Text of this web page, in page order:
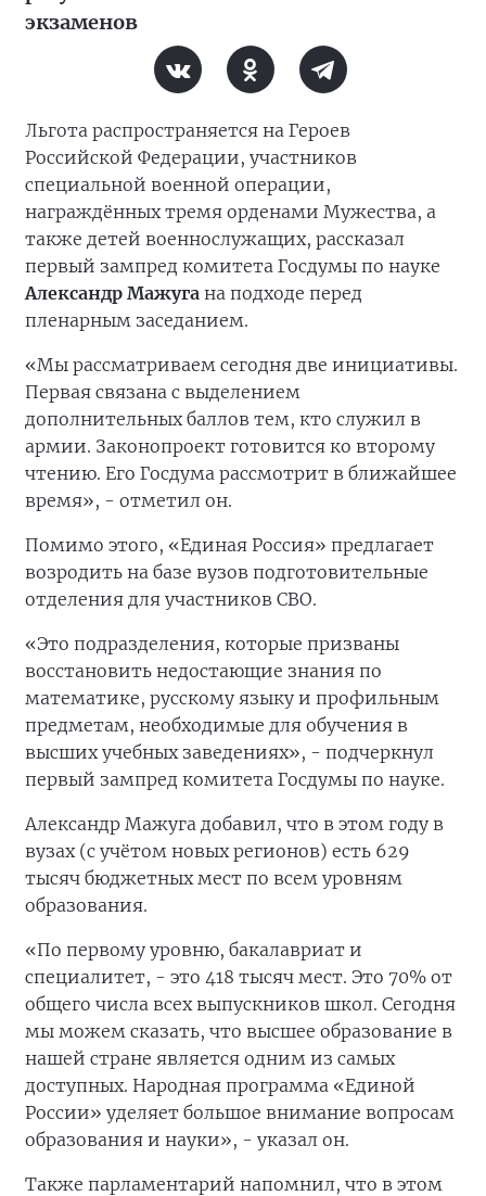
экзаменов
Льгота распространяется на Героев
Российской Федерации, участников
специальной военной операции,
награждённых тремя орденами Мужества, а
также детей военнослужащих, рассказал
первый зампред комитета Госдумы по науке
Александр Мажуга на подходе перед
пленарным заседанием.
«Мы рассматриваем сегодня две инициативы.
Первая связана с выделением
дополнительных баллов тем, кто служил в
армии. Законопроект готовится ко второму
чтению. Его Госдума рассмотрит в ближайшее
время», - отметил он.
Помимо этого, «Единая Россия» предлагает
возродить на базе вузов подготовительные
отделения для участников СВО.
«Это подразделения, которые призваны
восстановить недостающие знания по
математике, русскому языку и профильным
предметам, необходимые для обучения в
высших учебных заведениях», - подчеркнул
первый зампред комитета Госдумы по науке.
Александр Мажуга добавил, что в этом году в
вузах (с учётом новых регионов) есть 629
тысяч бюджетных мест по всем уровням
образования.
«По первому уровню, бакалавриат и
специалитет, - это 418 тысяч мест. Это 70% от
общего числа всех выпускников школ. Сегодня
мы можем сказать, что высшее образование в
нашей стране является одним из самых
доступных. Народная программа «Единой
России» уделяет большое внимание вопросам
образования и науки», - указал он.
Также парламентарий напомнил, что в этом